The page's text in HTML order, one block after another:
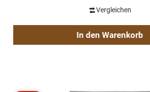
Vergleichen
In den Warenkorb